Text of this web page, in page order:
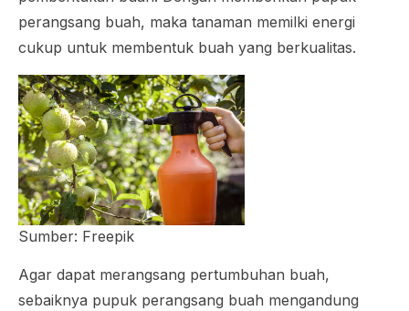
perangsang buah, maka tanaman memilki energi
cukup untuk membentuk buah yang berkualitas.
Sumber: Freepik
Agar dapat merangsang pertumbuhan buah,
sebaiknya pupuk perangsang buah mengandung